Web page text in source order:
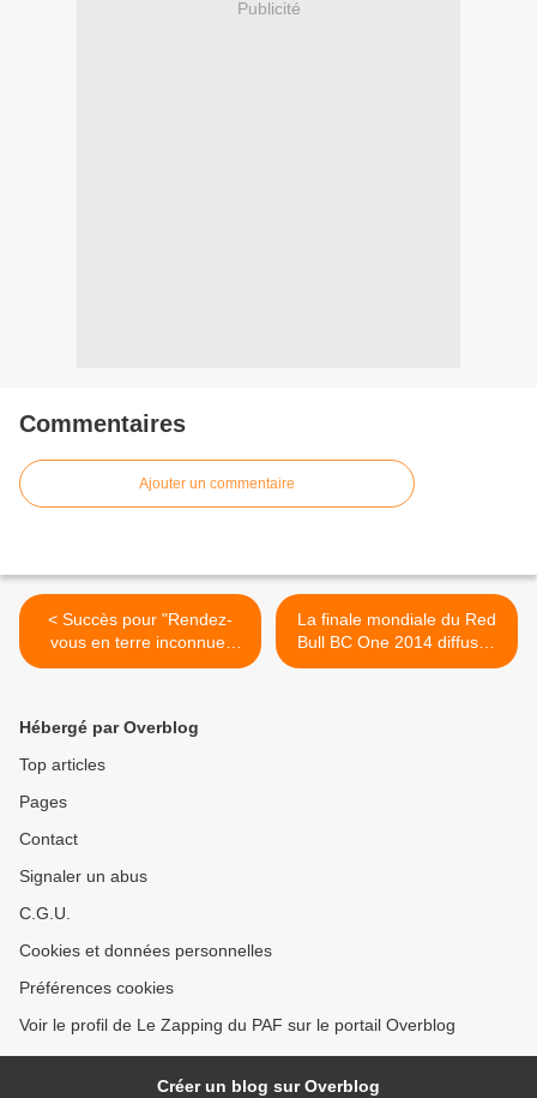
Publicité
Commentaires
Ajouter un commentaire
< Succès pour "Rendez-
vous en terre inconnue"
avec Arthur sur France 2
La finale mondiale du Red
Bull BC One 2014 diffusée
cette nuit sur NRJ 12 >
Hébergé par Overblog
Top articles
Pages
Contact
Signaler un abus
C.G.U.
Cookies et données personnelles
Préférences cookies
Voir le profil de Le Zapping du PAF sur le portail Overblog
Créer un blog sur Overblog